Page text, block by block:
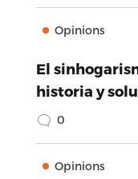
Opinions
El
historia y
0
Opinions